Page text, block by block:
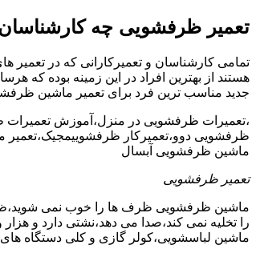
تعمیر ظرفشویی چه
تمامی کارشناسان و تعمیرکارانی که در
هستند از بهترین افراد در این زمینه بوده که
جدید مناسب ترین فرد برای تعمیر ماشین
،تعمیرات ظرفشویی در منزل،آموزش
ظرفشویی دوو،تعمیرکار
ماشین ظرفشویی آبسال
تعمیر ظرفشویی
ماشین ظرفشویی ظرف ها را خوب نمی
را تخلیه نمی کند،صدا می دهد،نشتی دارد و
ماشین لباسشویی،کولر گازی و کلی دستگاه